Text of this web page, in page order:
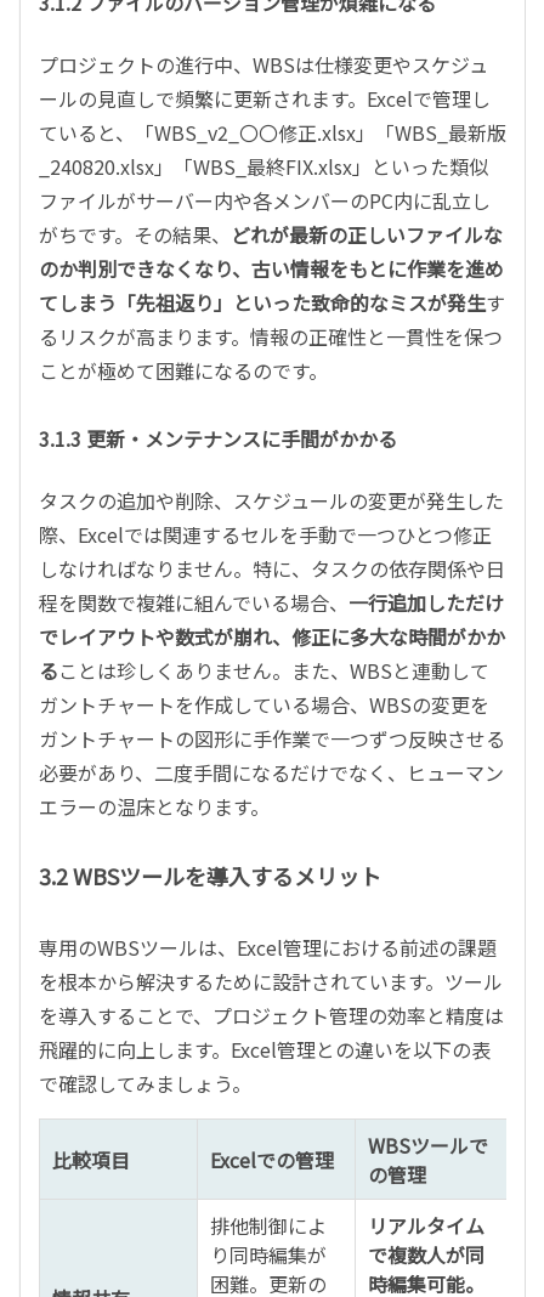
プロジェクトの進行中、WBSは仕様変更やスケジュ
ールの見直しで頻繁に更新されます。Excelで管理し
ていると、「WBS_v2_〇〇修正.xlsx」「WBS_最新版
_240820.xlsx」「WBS_最終FIX.xlsx」といった類似
ファイルがサーバー内や各メンバーのPC内に乱立し
がちです。その結果、 どれが最新の正しいファイルな
のか判別できなくなり、古い情報をもとに作業を進め
てしまう「先祖返り」といった致命的なミスが発生す
るリスクが高まります。情報の正確性と一貫性を保つ
ことが極めて困難になるのです。
3.1.3 更新・メンテナンスに手間がかかる
タスクの追加や削除、スケジュールの変更が発生した
際、Excelでは関連するセルを手動で一つひとつ修正
しなければなりません。特に、タスクの依存関係や日
程を関数で複雑に組んでいる場合、 一行追加しただけ
でレイアウトや数式が崩れ、修正に多大な時間がかか
ることは珍しくありません。また、WBSと連動して
ガントチャートを作成している場合、WBSの変更を
ガントチャートの図形に手作業で一つずつ反映させる
必要があり、二度手間になるだけでなく、ヒューマン
エラーの温床となります。
3.2 WBSツールを導入するメリット
専用のWBSツールは、Excel管理における前述の課題
を根本から解決するために設計されています。ツール
を導入することで、プロジェクト管理の効率と精度は
飛躍的に向上します。Excel管理との違いを以下の表
で確認してみましょう。
比較項目 Excelでの管理
WBSツールで
の管理
排他制御によ
り同時編集が
困難。更新の
リアルタイム
で複数人が同
時編集可能。